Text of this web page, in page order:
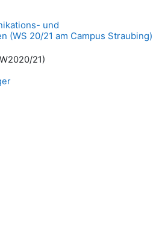
und
(WS 20/21 am Campus Straubing)
21)